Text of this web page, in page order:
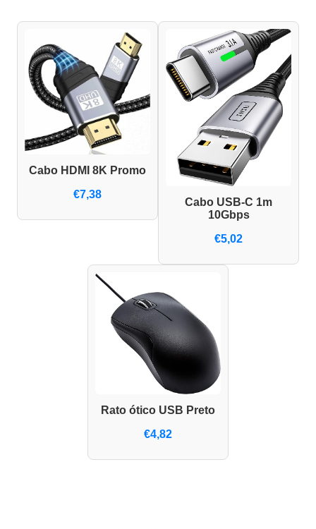
Cabo HDMI 8K Promo
€7,38
Cabo USB-C 1m
10Gbps
€5,02
Rato ótico USB Preto
€4,82